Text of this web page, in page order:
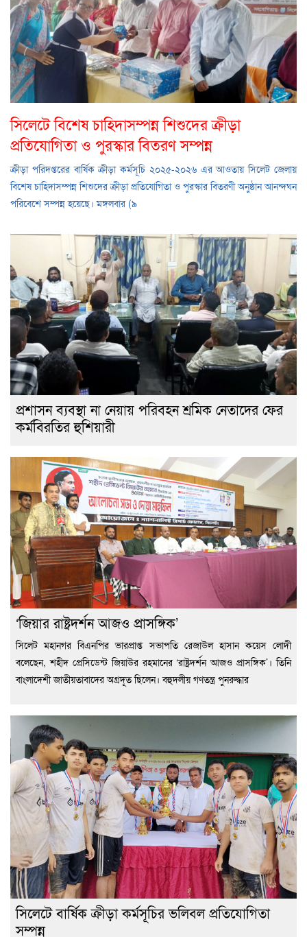
সিলেটে বিশেষ চাহিদাসম্পন্ন শিশুদের ক্রীড়া
প্রতিযোগিতা ও পুরস্কার বিতরণ সম্পন্ন
ক্রীড়া পরিদপ্তরের বার্ষিক ক্রীড়া কর্মসূচি ২০২৫-২০২৬ এর আওতায় সিলেট জেলায়
বিশেষ চাহিদাসম্পন্ন শিশুদের ক্রীড়া প্রতিযোগিতা ও পুরস্কার বিতরণী অনুষ্ঠান আনন্দঘন
পরিবেশে সম্পন্ন হয়েছে। মঙ্গলবার (৯
প্রশাসন ব্যবস্থা না নেয়ায় পরিবহন শ্রমিক নেতাদের ফের
কর্মবিরতির হুশিয়ারী
‘জিয়ার রাষ্ট্রদর্শন আজও প্রাসঙ্গিক’
সিলেট মহানগর বিএনপির ভারপ্রাপ্ত সভাপতি রেজাউল হাসান কয়েস লোদী
বলেছেন, শহীদ প্রেসিডেন্ট জিয়াউর রহমানের ‘রাষ্ট্রদর্শন আজও প্রাসঙ্গিক’। তিনি
বাংলাদেশী জাতীয়তাবাদের অগ্রদূত ছিলেন। বহুদলীয় গণতন্ত্র পুনরুদ্ধার
সিলেটে বার্ষিক ক্রীড়া কর্মসূচির ভলিবল প্রতিযোগিতা
সম্পন্ন